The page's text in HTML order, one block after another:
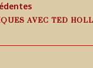
AVEC TED